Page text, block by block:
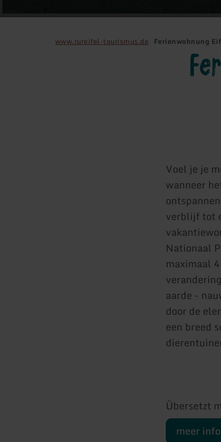
www.rureifel-tourismus.de Ferienwohnung
Voel je je
wanneer
verblijf tot
Nationaal
maximaal
aarde -
door de
een breed
Übersetzt
meer